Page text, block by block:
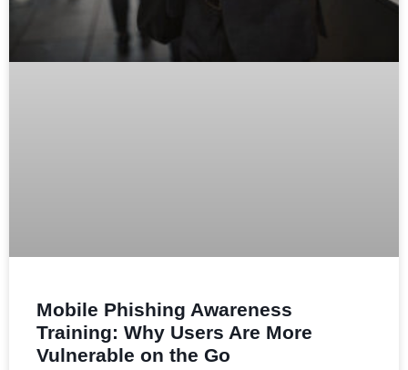
Mobile Phishing Awareness
Training: Why Users Are More
Vulnerable on the Go